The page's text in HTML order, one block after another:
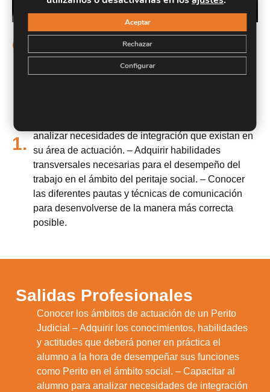
Objetivos
1.
Conocer los ámbitos de actuación de un Perito
Judicial – Adquirir los conocimientos, habilidades y
analizar necesidades de integración que existan en
su área de actuación. – Adquirir habilidades
transversales necesarias para el desempeño del
trabajo en el ámbito del peritaje social. – Conocer
las diferentes pautas y técnicas de comunicación
para desenvolverse de la manera más correcta
posible.
Salidas Profesionales
Conocer los ámbitos de actuación de un Perito
Judicial – Adquirir los conocimientos, habilidades
y actitudes que deberá poner en práctica el
alumno a la hora de desempeñar sus funciones
como Perito en el ámbito social. – Capacitar al
alumno para analizar necesidades de integración
Aceptar
Rechazar
Configurar